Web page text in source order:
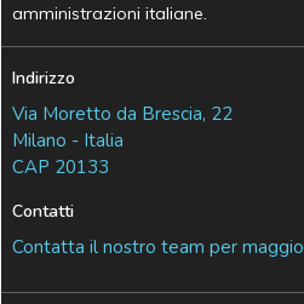
amministrazioni italiane.
Indirizzo
Via Moretto da Brescia, 22
Milano - Italia
CAP 20133
Contatti
Contatta il nostro team per